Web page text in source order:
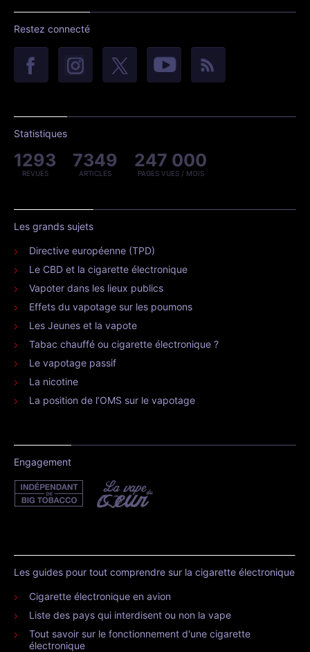
Restez connecté
Statistiques
1293
REVUES
7349
ARTICLES
247 000
PAGES VUES / MOIS
Les grands sujets
Directive européenne (TPD)
Le CBD et la cigarette électronique
Vapoter dans les lieux publics
Effets du vapotage sur les poumons
Les Jeunes et la vapote
Tabac chauffé ou cigarette électronique ?
Le vapotage passif
La nicotine
La position de l’OMS sur le vapotage
Engagement
Les guides pour tout comprendre sur la cigarette électronique
Cigarette électronique en avion
Liste des pays qui interdisent ou non la vape
Tout savoir sur le fonctionnement d'une cigarette
électronique